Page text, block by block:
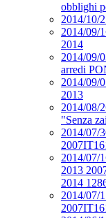
obblighi
2014/10/
2014/09/
2014
2014/09/
arredi
2014/09/
2013
2014/08/
"Senza
2014/07/
2014/07/
2013
2014
2014/07/